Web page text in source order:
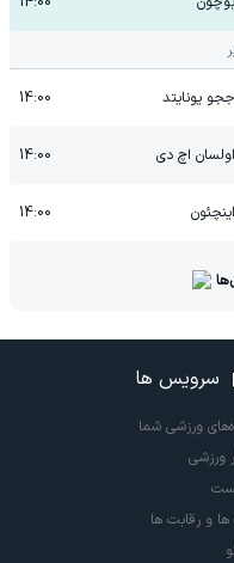
ججو یونایتد 14:00
اولسان اچ دی 14:00
اینچئون 14:00
سرویس ها
ورزشی شما
ورزشی
و رقابت ها